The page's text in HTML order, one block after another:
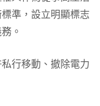
準，設立明顯標志
。
行移動、撤除電力